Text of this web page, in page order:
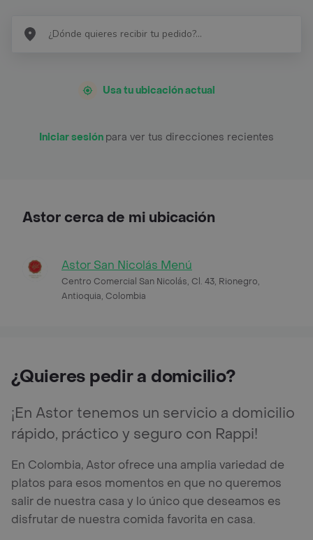
Usa tu ubicación actual
Iniciar sesión para ver tus direcciones recientes
Astor cerca de mi ubicación
Astor San Nicolás Menú
Centro Comercial San Nicolás, Cl. 43, Rionegro,
Antioquia, Colombia
¿Quieres pedir a domicilio?
¡En Astor tenemos un servicio a domicilio
rápido, práctico y seguro con Rappi!
En Colombia, Astor ofrece una amplia variedad de
platos para esos momentos en que no queremos
salir de nuestra casa y lo único que deseamos es
disfrutar de nuestra comida favorita en casa.